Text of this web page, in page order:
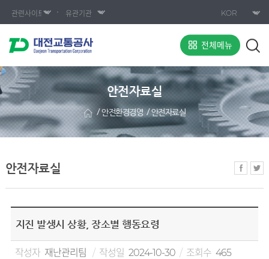
전체메뉴
안전자료실
안전환경경영 안전자료실
안전자료실
지진 발생시 상황, 장소별 행동요령
작성자 재난관리팀 작성일 2024-10-30 조회수 465